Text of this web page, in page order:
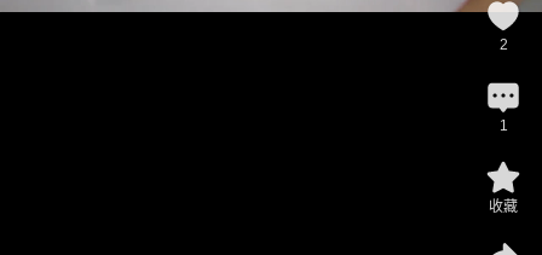
2
1
收藏